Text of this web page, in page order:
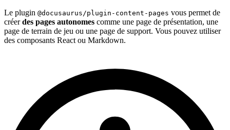
Le plugin @docusaurus/plugin-content-pages vous permet de
créerdes pages autonomes comme une page de présentation, une
page de terrain de jeu ou une page de support. Vous pouvez utiliser
des composants React ou Markdown.